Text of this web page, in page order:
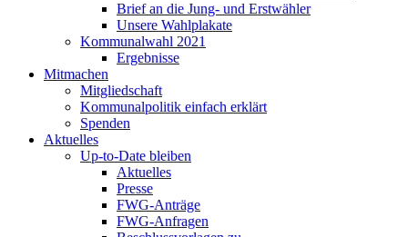
Brief an die Jung- und Erstwähler
Unsere Wahlplakate
Kommunalwahl 2021
Ergebnisse
Mitmachen
Mitgliedschaft
Kommunalpolitik einfach erklärt
Spenden
Aktuelles
Up-to-Date bleiben
Aktuelles
Presse
FWG-Anträge
FWG-Anfragen